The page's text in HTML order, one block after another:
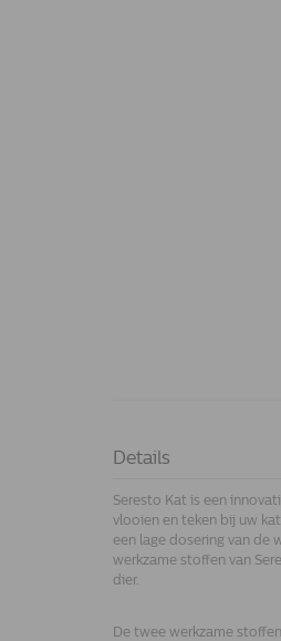
Details
Seresto Kat is een
vlooien en teken bij uw
een lage dosering van de
werkzame stoffen van
dier.
De twee werkzame